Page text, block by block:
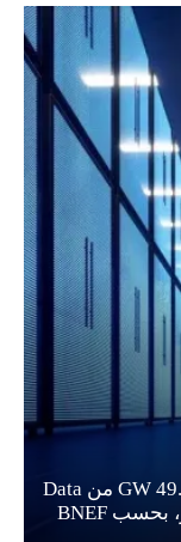
تأخير فني من Texas Audit يؤثر على 49.8 GW من Data